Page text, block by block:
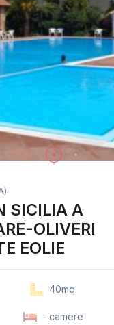
SICILIA A
OLIVERI
EOLIE
40mq
- camere